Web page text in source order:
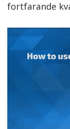
fortfarande